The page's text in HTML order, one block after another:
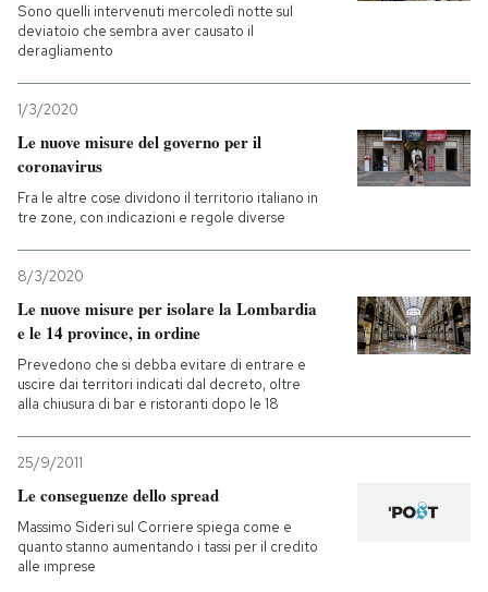
Sono quelli intervenuti mercoledì notte sul
deviatoio che sembra aver causato il
deragliamento
1/3/2020
Le nuove misure del governo per il
coronavirus
Fra le altre cose dividono il territorio italiano in
tre zone, con indicazioni e regole diverse
8/3/2020
Le nuove misure per isolare la Lombardia
e le 14 province, in ordine
Prevedono che si debba evitare di entrare e
uscire dai territori indicati dal decreto, oltre
alla chiusura di bar e ristoranti dopo le 18
25/9/2011
Le conseguenze dello spread
Massimo Sideri sul Corriere spiega come e
quanto stanno aumentando i tassi per il credito
alle imprese